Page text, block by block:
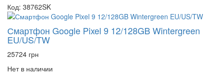
Код: 38762SK
Смартфон Google Pixel 9 12/128GB Wintergreen
EU/US/TW
25724 грн
Нет в наличии